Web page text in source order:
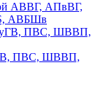
АВВГ, АПвВГ,
АВБШв
ПВС, ШВВП,